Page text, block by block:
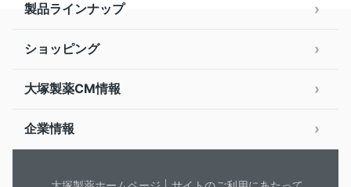
製品ラインナップ
ショッピング
大塚製薬CM情報
企業情報